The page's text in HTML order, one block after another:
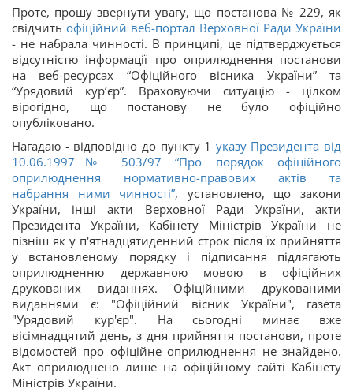
Проте, прошу звернути увагу, що постанова № 229, як
свідчить офіційний веб-портал Верховної Ради України
- не набрала чинності. В принципі, це підтверджується
відсутністю інформації про оприлюднення постанови
на веб-ресурсах “Офіційного вісника України” та
“Урядовий кур’єр”. Враховуючи ситуацію - цілком
вірогідно, що постанову не було офіційно
опубліковано.
Нагадаю - відповідно до пункту 1 указу Президента від
10.06.1997 № 503/97 “Про порядок офіційного
оприлюднення нормативно-правових актів та
набрання ними чинності”, установлено, що закони
України, інші акти Верховної Ради України, акти
Президента України, Кабінету Міністрів України не
пізніш як у п'ятнадцятиденний строк після їх прийняття
у встановленому порядку і підписання підлягають
оприлюдненню державною мовою в офіційних
друкованих виданнях. Офіційними друкованими
виданнями є: "Офіційний вісник України", газета
"Урядовий кур'єр". На сьогодні минає вже
вісімнадцятий день, з дня прийняття постанови, проте
відомостей про офіційне оприлюднення не знайдено.
Акт оприлюднено лише на офіційному сайті Кабінету
Міністрів України.